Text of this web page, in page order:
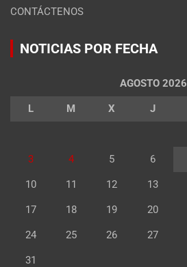
CONTÁCTENOS
NOTICIAS POR FECHA
AGOSTO 2026
L M X J
3 4 5 6
10 11 12 13
17 18 19 20
24 25 26 27
31